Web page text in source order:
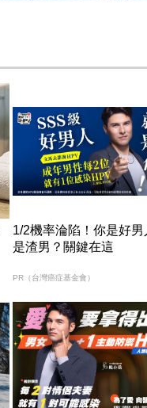
1/2機率淪陷！你是好男
是渣男？關鍵在這
PR（台灣癌症基金會）